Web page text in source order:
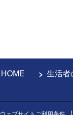
HOME 生活者